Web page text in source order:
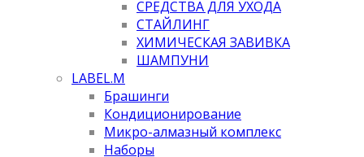
СРЕДСТВА ДЛЯ УХОДА
СТАЙЛИНГ
ХИМИЧЕСКАЯ ЗАВИВКА
ШАМПУНИ
LABEL.M
Брашинги
Кондиционирование
Микро-алмазный комплекс
Наборы